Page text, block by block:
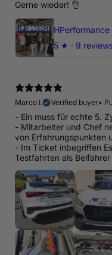
Gerne wieder! 👌
5 ★ · 9
Marco I.
Verified buyer•
- Ein muss für echte 5.
- Mitarbeiter und Chef
von Erfahrungspunkten
- Im Ticket inbegriffen
Testfahrten als Beifahrer